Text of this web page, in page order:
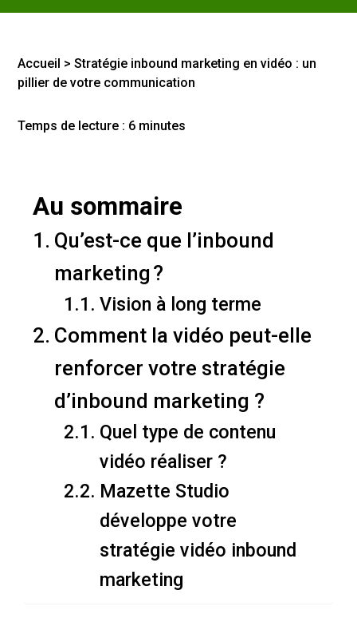
Accueil >Stratégie inbound marketing en vidéo : un
pillier de votre communication
Temps de lecture : 6 minutes
Au sommaire
Qu’est-ce que l’inbound
marketing ?
Vision à long terme
Comment la vidéo peut-elle
renforcer votre stratégie
d’inbound marketing ?
Quel type de contenu
vidéo réaliser ?
Mazette Studio
développe votre
stratégie vidéo inbound
marketing